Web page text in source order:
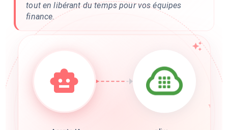
tout en libérant du temps pour vos équipes
finance.